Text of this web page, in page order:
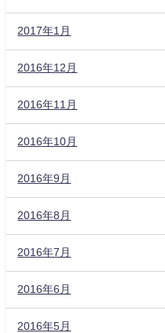
2017年1月
2016年12月
2016年11月
2016年10月
2016年9月
2016年8月
2016年7月
2016年6月
2016年5月